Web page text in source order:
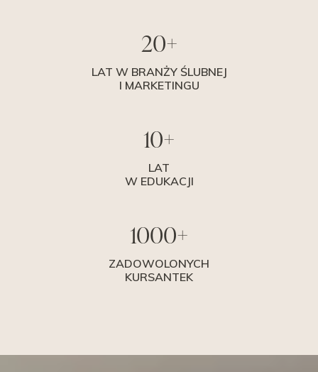
20+
LAT W BRANŻY ŚLUBNEJ
I MARKETINGU
10+
LAT
W EDUKACJI
1000+
ZADOWOLONYCH
KURSANTEK